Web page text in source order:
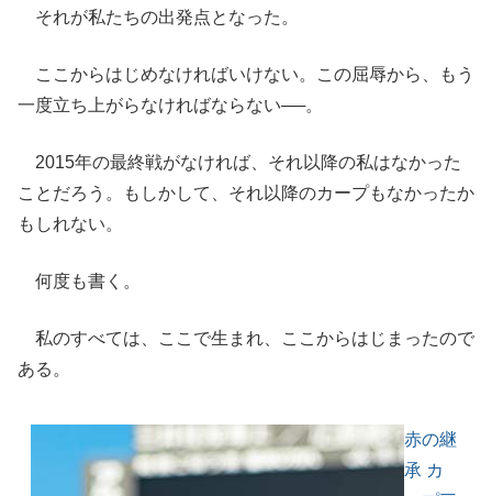
それが私たちの出発点となった。
ここからはじめなければいけない。この屈辱から、もう
一度立ち上がらなければならない──。
2015年の最終戦がなければ、それ以降の私はなかった
ことだろう。もしかして、それ以降のカープもなかったか
もしれない。
何度も書く。
私のすべては、ここで生まれ、ここからはじまったので
ある。
赤の継
承 カ